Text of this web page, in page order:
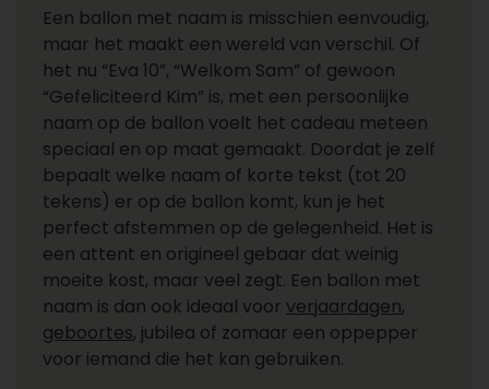
Een ballon met naam is misschien eenvoudig,
maar het maakt een wereld van verschil. Of
het nu “Eva 10”, “Welkom Sam” of gewoon
“Gefeliciteerd Kim” is, met een persoonlijke
naam op de ballon voelt het cadeau meteen
speciaal en op maat gemaakt. Doordat je zelf
bepaalt welke naam of korte tekst (tot 20
tekens) er op de ballon komt, kun je het
perfect afstemmen op de gelegenheid. Het is
een attent en origineel gebaar dat weinig
moeite kost, maar veel zegt. Een ballon met
naam is dan ook ideaal voor verjaardagen,
geboortes, jubilea of zomaar een oppepper
voor iemand die het kan gebruiken.